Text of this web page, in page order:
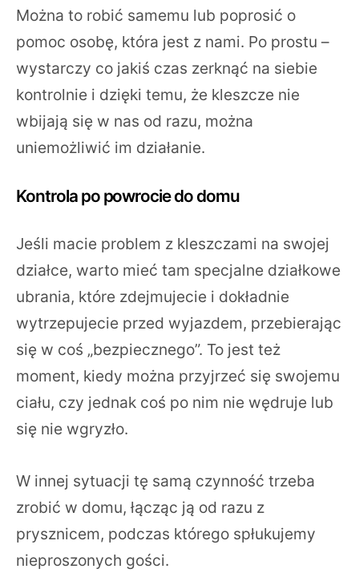
Można to robić samemu lub poprosić o
pomoc osobę, która jest z nami. Po prostu –
wystarczy co jakiś czas zerknąć na siebie
kontrolnie i dzięki temu, że kleszcze nie
wbijają się w nas od razu, można
uniemożliwić im działanie.
Kontrola po powrocie do domu
Jeśli macie problem z kleszczami na swojej
działce, warto mieć tam specjalne działkowe
ubrania, które zdejmujecie i dokładnie
wytrzepujecie przed wyjazdem, przebierając
się w coś „bezpiecznego”. To jest też
moment, kiedy można przyjrzeć się swojemu
ciału, czy jednak coś po nim nie wędruje lub
się nie wgryzło.
W innej sytuacji tę samą czynność trzeba
zrobić w domu, łącząc ją od razu z
prysznicem, podczas którego spłukujemy
nieproszonych gości.